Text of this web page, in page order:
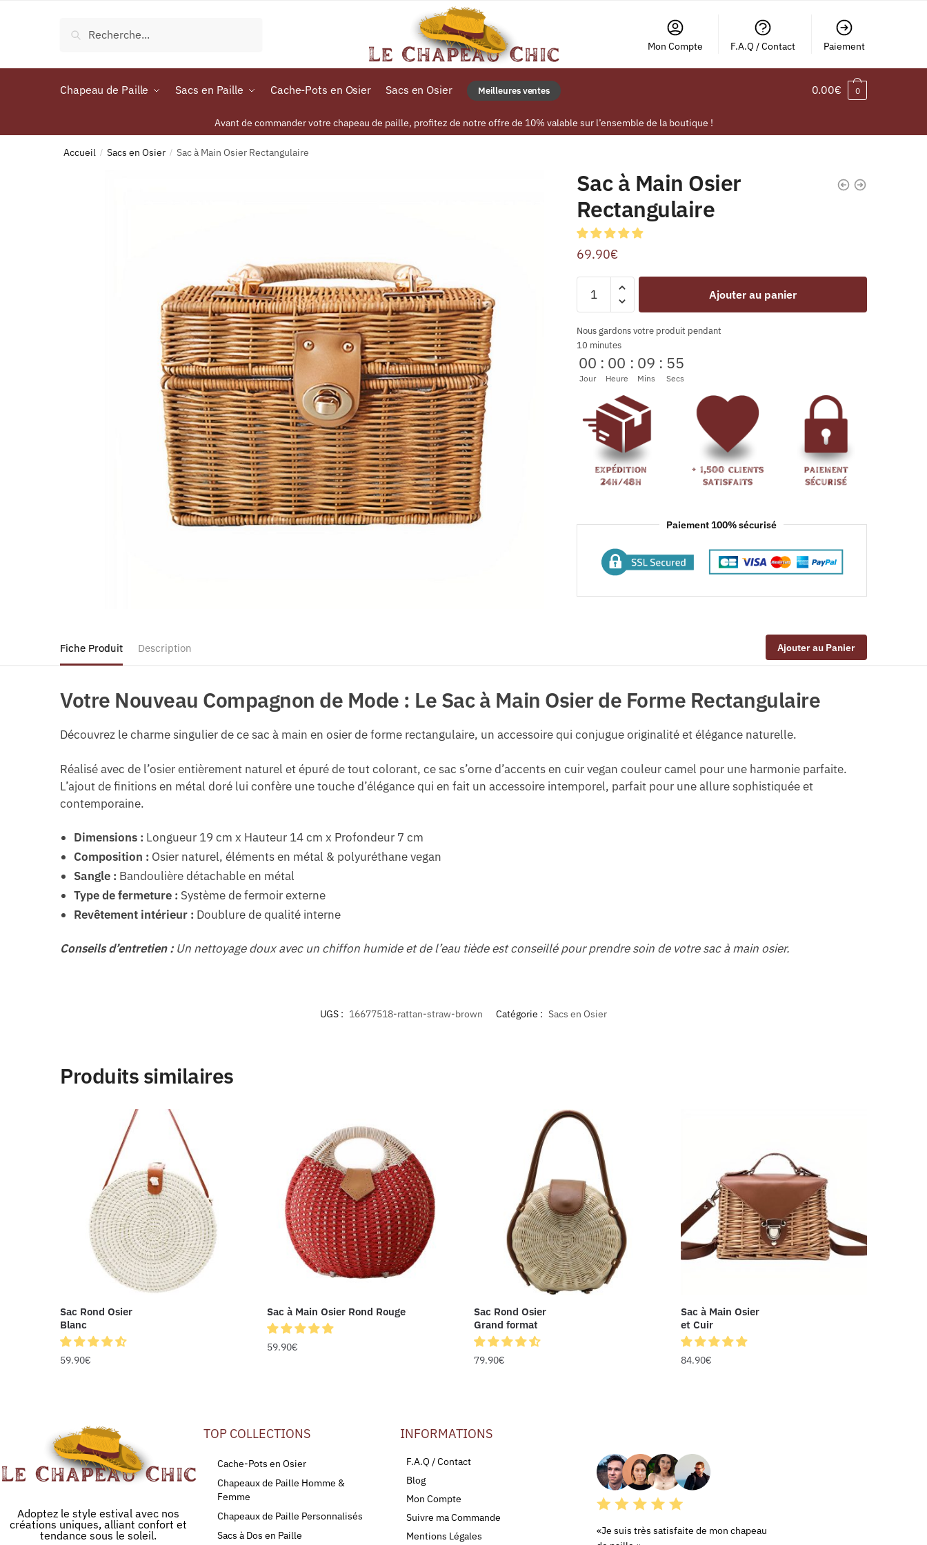
Recherche
Mon Compte F.A.Q / Contact Paiement
Chapeau de Paille Sacs en Paille Cache-Pots en Osier Sacs en Osier Meilleures ventes 0.00€ 0
Avant de commander votre chapeau de paille, profitez de notre offre de 10% valable sur l’ensemble de la boutique !
Accueil / Sacs en Osier / Sac à Main Osier Rectangulaire
Sac à Main Osier
Rectangulaire
69.90€
Ajouter au panier
Nous gardons votre produit pendant
10 minutes
00
Jour
: 00
Heure
: 09
Mins
: 54
Secs
Paiement 100% sécurisé
Fiche Produit Description Ajouter au Panier
Votre Nouveau Compagnon de Mode : Le Sac à Main Osier de Forme Rectangulaire
Découvrez le charme singulier de ce sac à main en osier de forme rectangulaire, un accessoire qui conjugue originalité et élégance naturelle.
Réalisé avec de l’osier entièrement naturel et épuré de tout colorant, ce sac s’orne d’accents en cuir vegan couleur camel pour une harmonie parfaite.
L’ajout de finitions en métal doré lui confère une touche d’élégance qui en fait un accessoire intemporel, parfait pour une allure sophistiquée et
contemporaine.
Dimensions : Longueur 19 cm x Hauteur 14 cm x Profondeur 7 cm
Composition : Osier naturel, éléments en métal & polyuréthane vegan
Sangle : Bandoulière détachable en métal
Type de fermeture : Système de fermoir externe
Revêtement intérieur : Doublure de qualité interne
Conseils d’entretien :Un nettoyage doux avec un chiffon humide et de l’eau tiède est conseillé pour prendre soin de votre sac à main osier.
UGS : 16677518-rattan-straw-brown Catégorie : Sacs en Osier
Produits similaires
Sac Rond Osier
Blanc
59.90€
Sac à Main Osier Rond Rouge
59.90€
Sac Rond Osier
Grand format
79.90€
Sac à Main Osier
et Cuir
84.90€
Adoptez le style estival avec nos
créations uniques, alliant confort et
tendance sous le soleil.
TOP COLLECTIONS
Cache-Pots en Osier
Chapeaux de Paille Homme &
Femme
Chapeaux de Paille Personnalisés
Sacs à Dos en Paille
INFORMATIONS
F.A.Q / Contact
Blog
Mon Compte
Suivre ma Commande
Mentions Légales
«Je suis très satisfaite de mon chapeau